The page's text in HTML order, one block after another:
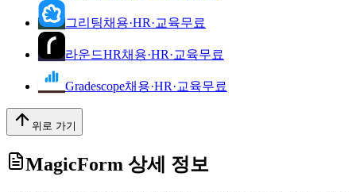
그리팅채용·HR·교육무료
라운드HR채용·HR·교육무료
Gradescope채용·HR·교육무료
위로 가기
MagicForm 상세 정보